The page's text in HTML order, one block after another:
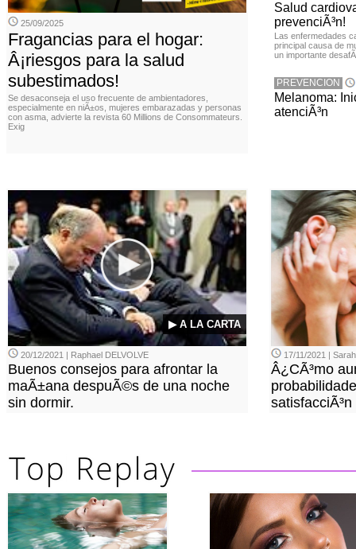
25/09/2025
Fragancias para el hogar:
Â¡riesgos para la salud
subestimados!
Se desaconseja el uso frecuente de ambientadores,
especialmente en niÃ±os, mujeres embarazadas y personas
con asma, advierte la revista 60 Millions de Consommateurs.
Exig
Salud
prevenciÃ³n!
Las enfermedades
principal causa de
un importante
PREVENCION
Melanoma:
atenciÃ³n
▶ A LA CARTA
20/12/2021 | Raphael DELVOLVE
Buenos consejos para afrontar la
maÃ±ana despuÃ©s de una noche
sin dormir.
17/11/2021 |
Â¿CÃ³mo